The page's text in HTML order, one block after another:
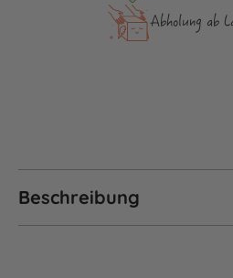
Abholung ab
Beschreibung